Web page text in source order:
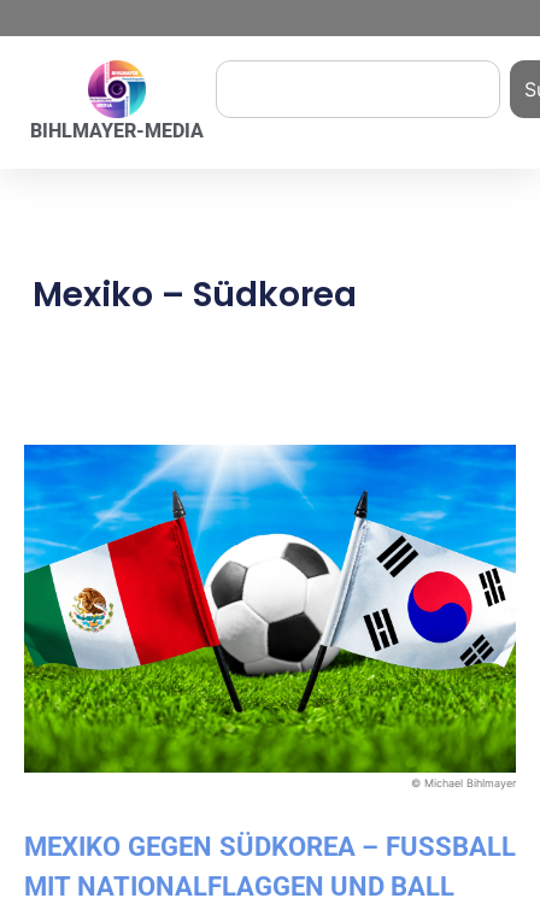
BIHLMAYER-MEDIA
Mexiko – Südkorea
© Michael Bihlmayer
MEXIKO GEGEN SÜDKOREA – FUSSBALL M
IT NATIONALFLAGGEN UND BALL